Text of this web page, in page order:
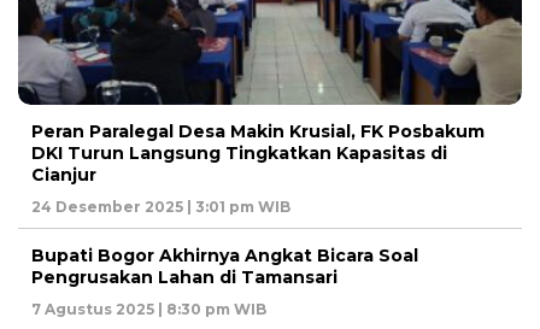
Peran Paralegal Desa Makin Krusial, FK Posbakum
DKI Turun Langsung Tingkatkan Kapasitas di
Cianjur
24 Desember 2025 | 3:01 pm WIB
Bupati Bogor Akhirnya Angkat Bicara Soal
Pengrusakan Lahan di Tamansari
7 Agustus 2025 | 8:30 pm WIB